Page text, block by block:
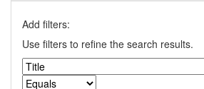
Add filters:
Use filters to refine the search results.